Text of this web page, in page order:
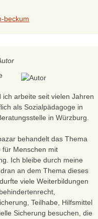
ich arbeite seit vielen Jahren
als Sozialpädagoge in
in Würzburg.
behandelt das Thema
für Menschen mit
Ich bleibe durch meine
an dem Thema dieses
viele Weiterbildungen
Teilhabe, Hilfsmittel
Sicherung besuchen, die